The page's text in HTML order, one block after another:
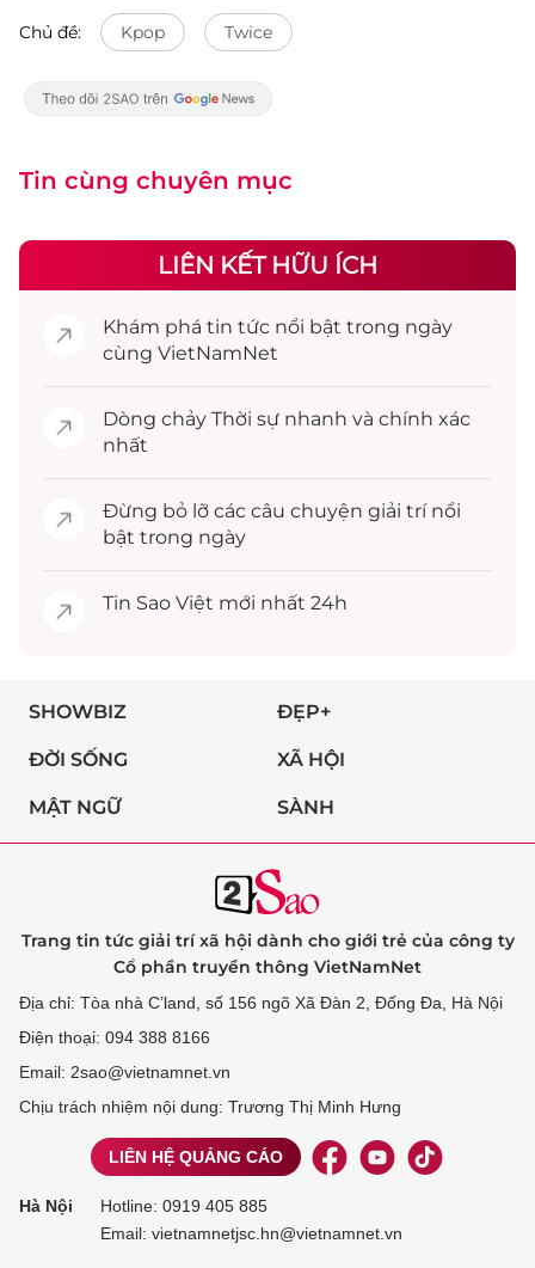
Chủ đề: Kpop Twice
Tin cùng chuyên mục
LIÊN KẾT HỮU ÍCH
Khám phá tin tức nổi bật trong ngày
cùng VietNamNet
Dòng chảy Thời sự nhanh và chính xác
nhất
Đừng bỏ lỡ các câu chuyện giải trínổi
bật trong ngày
Tin Sao Việt mới nhất 24h
SHOWBIZ ĐẸP+
ĐỜI SỐNG XÃ HỘI
MẬT NGỮ SÀNH
Trang tin tức giải trí xã hội dành cho giới trẻ của công ty
Cổ phần truyền thông VietNamNet
Địa chỉ: Tòa nhà C’land, số 156 ngõ Xã Đàn 2, Đống Đa, Hà Nội
Điện thoại: 094 388 8166
Email: 2sao@vietnamnet.vn
Chịu trách nhiệm nội dung: Trương Thị Minh Hưng
LIÊN HỆ QUẢNG CÁO
Hà Nội Hotline: 0919 405 885
Email: vietnamnetjsc.hn@vietnamnet.vn